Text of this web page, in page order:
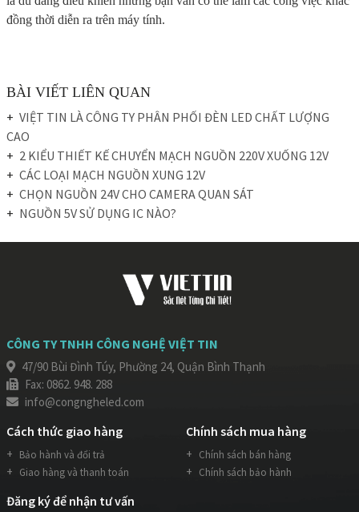
đồng thời diễn ra trên máy tính.
BÀI VIẾT LIÊN QUAN
VIỆT TIN LÀ CÔNG TY PHÂN PHỐI ĐÈN LED CHẤT LƯỢNG
CAO
2 KIỂU THIẾT KẾ CHUYỂN MẠCH NGUỒN 220V XUỐNG 12V
CÁC LOẠI MẠCH NGUỒN XUNG 12V
CHỌN NGUỒN 24V CHO CAMERA QUAN SÁT
NGUỒN 5V SỬ DỤNG IC NÀO?
CÔNG TY TNHH CÔNG NGHỆ VIỆT TIN
47/90 Bùi Đình Túy, Phường 24, Quận Bình Thạnh
Fax: 0862. 948. 288
info@congngheled.com
Cách thức giao hàng
Bảo hành và đổi trả
Giao hàng và thanh toán
Chính sách mua hàng
Chính sách bán hàng
Chính sách bảo hành
Đăng ký để nhận tư vấn